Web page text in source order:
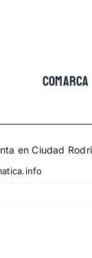
COMARCA
en Ciudad